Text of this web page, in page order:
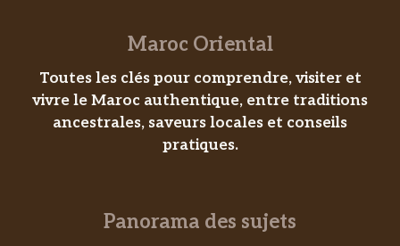
Maroc Oriental
Toutes les clés pour comprendre, visiter et
vivre le Maroc authentique, entre traditions
ancestrales, saveurs locales et conseils
pratiques.
Panorama des sujets